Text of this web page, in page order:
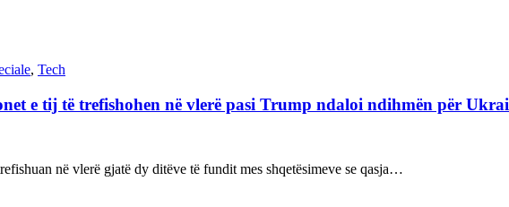
, Tech
e tij të trefishohen në vlerë pasi Trump ndaloi ndihmën për
në vlerë gjatë dy ditëve të fundit mes shqetësimeve se qasja…